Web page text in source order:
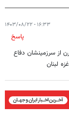
۱۶:۳۳ - ۱۴۰۳/۰۸/۲۲
پاسخ
از سرزمینشان دفاع
لبنان